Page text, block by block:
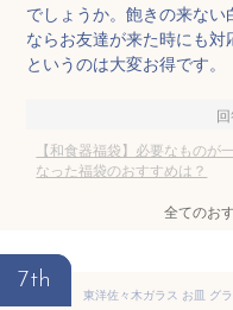
でしょうか。飽きの来な
ならお友達が来た時にも
というのは大変お得です。
【和食器福袋】必要なものが
なった福袋のおすすめは？
全てのお
7th